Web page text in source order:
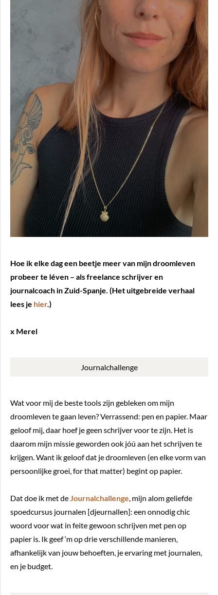
Hoe ik elke dag een beetje meer van mijn droomleven
probeer te léven – als freelance schrijver en
journalcoach in Zuid-Spanje. (Het uitgebreide verhaal
lees je hier.)
x Merel
Journalchallenge
Wat voor mij de beste tools zijn gebleken om mijn
droomleven te gaan leven? Verrassend: pen en papier. Maar
geloof mij, daar hoef je geen schrijver voor te zijn. Het is
daarom mijn missie geworden ook jóú aan het schrijven te
krijgen. Want ik geloof dat je droomleven (en elke vorm van
persoonlijke groei, for that matter) begint op papier.
Dat doe ik met de Journalchallenge , mijn alom geliefde
spoedcursus journalen [djeurnallen]: een onnodig chic
woord voor wat in feite gewoon schrijven met pen op
papier is. Ik geef ‘m op drie verschillende manieren,
afhankelijk van jouw behoeften, je ervaring met journalen,
en je budget.